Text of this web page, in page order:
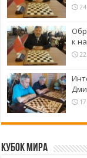
к
Кубок Мира